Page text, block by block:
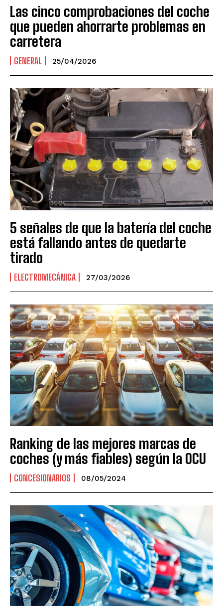
Las cinco comprobaciones del coche
que pueden ahorrarte problemas en
carretera
GENERAL 25/04/2026
5 señales de que la batería del coche
está fallando antes de quedarte
tirado
ELECTROMECÁNICA 27/03/2026
Ranking de las mejores marcas de
coches (y más fiables) según la OCU
CONCESIONARIOS 08/05/2024